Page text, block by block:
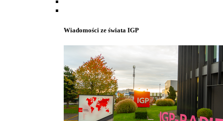
Wiadomości ze świata IGP